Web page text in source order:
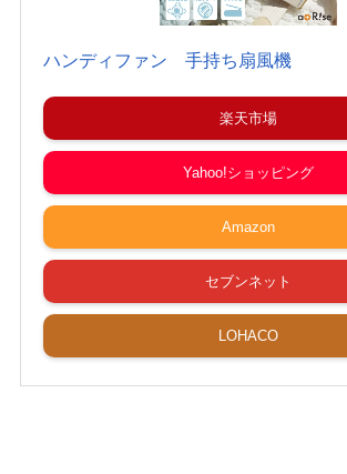
ハンディファン 手持ち扇風機
楽天市場
Yahoo!ショッピング
Amazon
セブンネット
LOHACO